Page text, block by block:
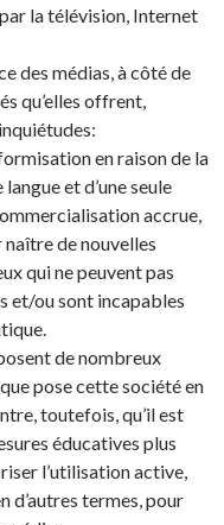
la télévision, Internet
des médias, à côté de
qu’elles offrent,
en raison de la
et d’une seule
accrue,
de nouvelles
qui ne peuvent pas
et/ou sont incapables
de nombreux
pose cette société en
toutefois, qu’il est
éducatives plus
l’utilisation active,
d’autres termes, pour